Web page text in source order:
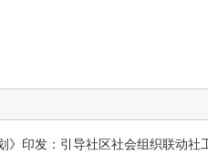
》印发：引导社区社会组织联动社